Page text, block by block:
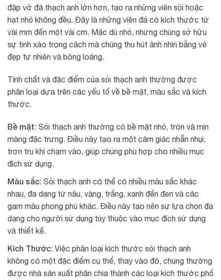
đập vỡ đá thạch anh lớn hơn, tạo ra những viên sỏi hoặc
hạt nhỏ không đều. Đây là những viên đá có kích thước từ
vài mm đến một vài cm. Mặc dù nhỏ, nhưng chúng sở hữu
sự tinh xảo trong cách mà chúng thu hút ánh nhìn bằng vẻ
đẹp tự nhiên và bóng loáng.
Tính chất và đặc điểm của sỏi thạch anh thường được
phân loại dựa trên các yếu tố về bề mặt, màu sắc và kích
thước.
Bề mặt: Sỏi thạch anh thường có bề mặt nhỏ, tròn và mịn
màng đặc trưng. Điều này tạo ra một cảm giác nhẵn nhụi,
trơn tru khi chạm vào, giúp chúng phù hợp cho nhiều mục
đích sử dụng.
Màu sắc: Sỏi thạch anh có thể có nhiều màu sắc khác
nhau, đa dạng từ nâu, vàng, trắng, xanh đến đen và các
gam màu phong phú khác. Điều này tạo nên sự lựa chọn đa
dạng cho người sử dụng tùy thuộc vào mục đích sử dụng
và thiết kế.
Kích Thước: Việc phân loại kích thước sỏi thạch anh
không có một đặc điểm cụ thể, thay vào đó, chúng thường
được nhà sản xuất phân chia thành các loại kích thước phổ